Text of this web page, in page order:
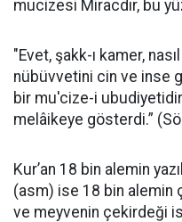
mucizesi Miracdır, bu
"Evet, şakk-ı kamer,
nübüvvetini cin ve inse
bir mu'cize-i
melâikeye gösterdi.”
Kur’an 18 bin alemin
(asm) ise 18 bin alemin
ve meyvenin çekirdeği